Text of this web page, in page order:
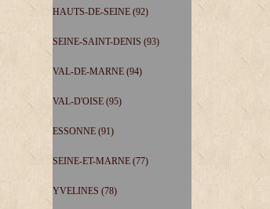
HAUTS-DE-SEINE (92)
SEINE-SAINT-DENIS (93)
VAL-DE-MARNE (94)
VAL-D'OISE (95)
ESSONNE (91)
SEINE-ET-MARNE (77)
YVELINES (78)